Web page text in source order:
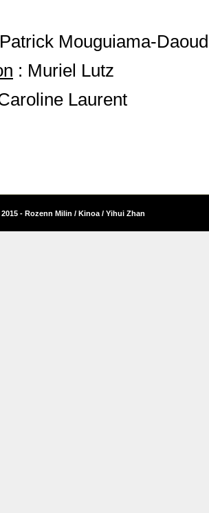
Mouguiama-
: Muriel Lutz
Laurent
- Rozenn Milin / Kinoa / Yihui Zhan